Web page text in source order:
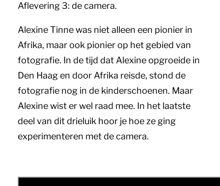
Aflevering 3: de camera.
Alexine Tinne was niet alleen een pionier in
Afrika, maar ook pionier op het gebied van
fotografie. In de tijd dat Alexine opgroeide in
Den Haag en door Afrika reisde, stond de
fotografie nog in de kinderschoenen. Maar
Alexine wist er wel raad mee. In het laatste
deel van dit drieluik hoor je hoe ze ging
experimenteren met de camera.